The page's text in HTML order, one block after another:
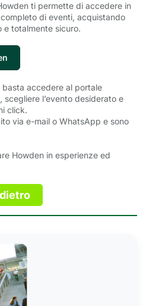
ti permette di accedere in
di eventi, acquistando
e totalmente sicuro.
basta accedere al portale
l’evento desiderato e
click.
via e-mail o WhatsApp e sono
Howden in esperienze ed